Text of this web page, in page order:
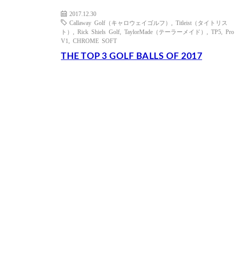
2017.12.30
Callaway Golf（キャロウェイゴルフ）
Titleist（タイトリス
ト）
Rick Shiels Golf TaylorMade（テーラーメイド） TP5
Pro
V1
CHROME SOFT
THE TOP 3 GOLF BALLS OF 2017